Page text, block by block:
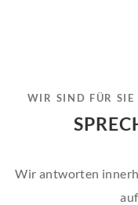
WIR SIND FÜR SIE
Wir antworten